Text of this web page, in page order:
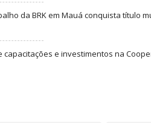
da BRK em Mauá conquista título
capacitações e investimentos na